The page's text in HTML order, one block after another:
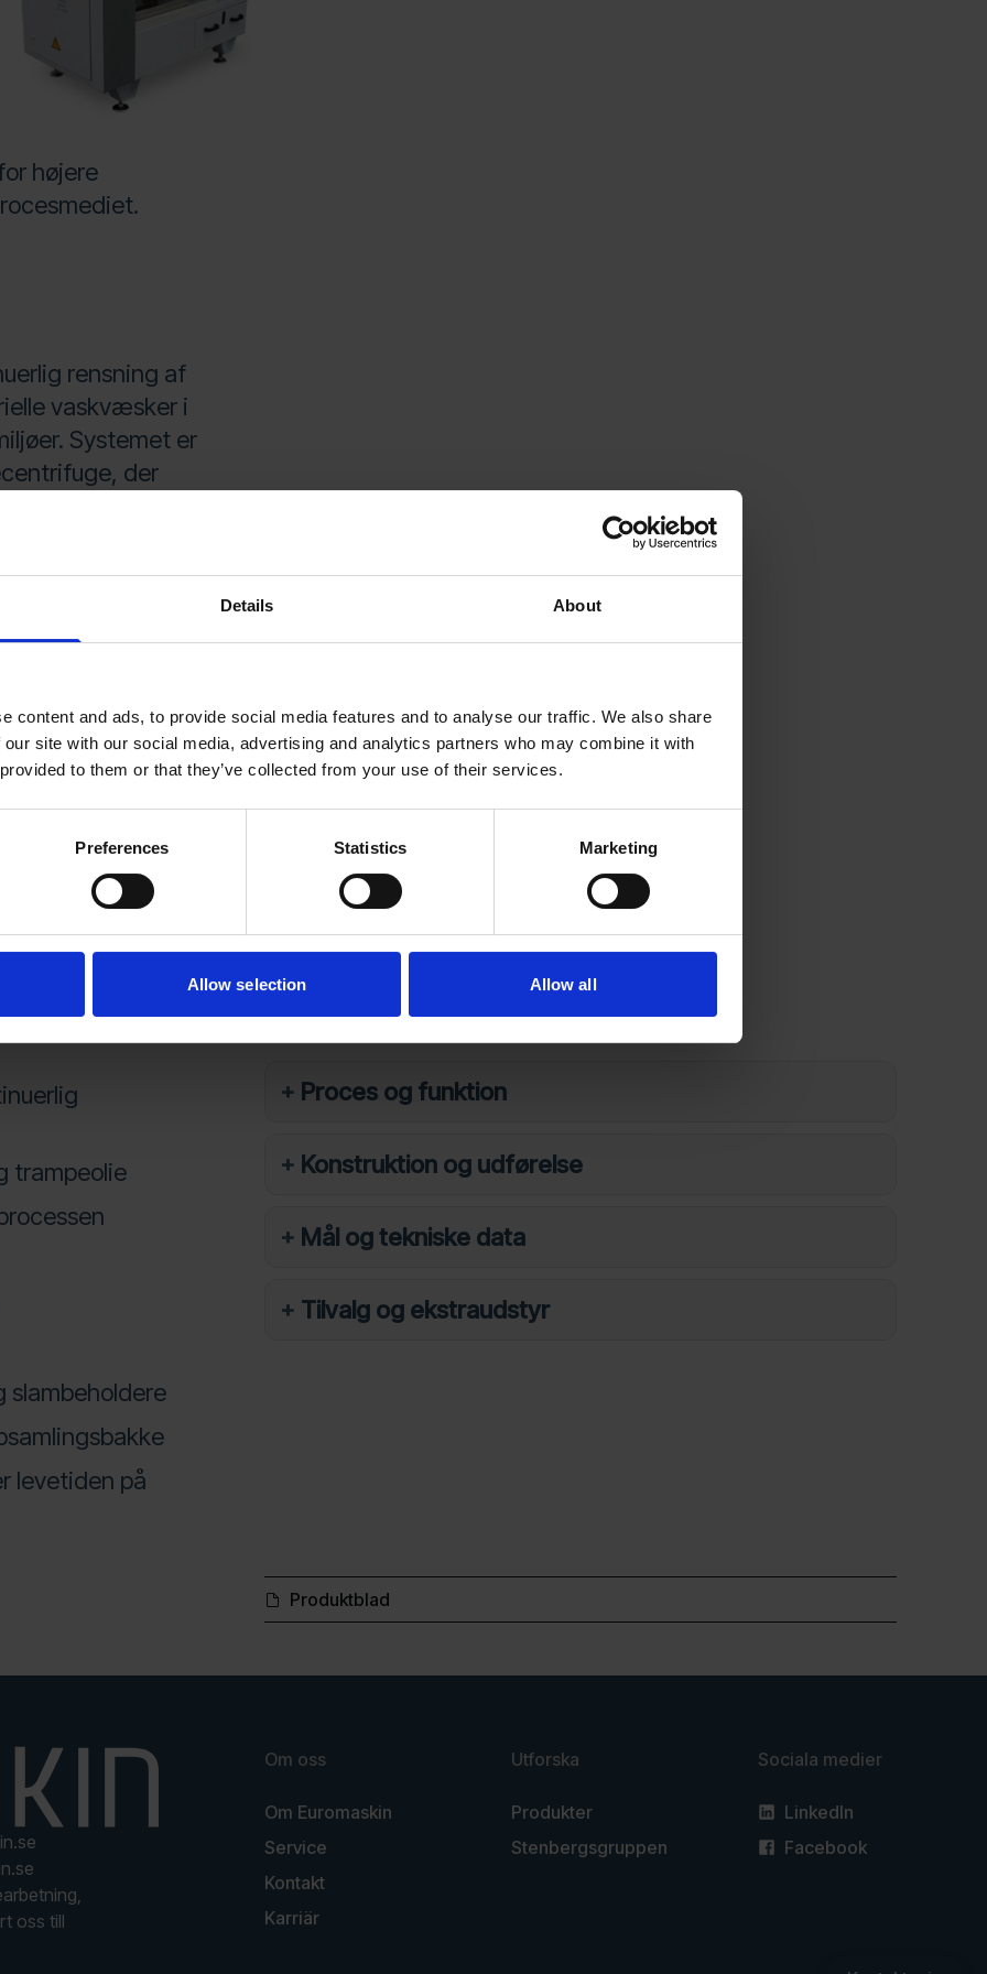
Details About
content and ads, to provide social media features and to analyse our traffic. We also share
site with our social media, advertising and analytics partners who may combine it with
to them or that they’ve collected from your use of their services.
Preferences Statistics Marketing
Allow selection Allow all
højere
rensning af
vaskvæsker i
Systemet er
der
faste
forbedres væskens
Det giver
slam samt et
desuden udstyret
forfilter til
til renset
som
og udvendigt for
trampeolie
slambeholdere
levetiden på
Teknisk information
Proces og funktion
Konstruktion og udførelse
Mål og tekniske data
Tilvalg og ekstraudstyr
Produktblad
oss till
Om oss
Om Euromaskin
Service
Kontakt
Karriär
Utforska
Produkter
Stenbergsgruppen
Sociala medier
LinkedIn
Facebook